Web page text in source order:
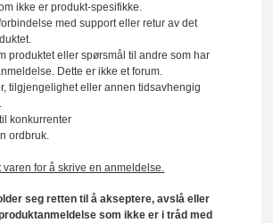
ikke er produkt-spesifikke.
med support eller retur av det
produktet eller spørsmål til andre som har
Dette er ikke et forum.
tilgjengelighet eller annen tidsavhengig
konkurrenter
ordbruk.
for å skrive en anmeldelse.
seg retten til å akseptere, avslå eller
som ikke er i tråd med